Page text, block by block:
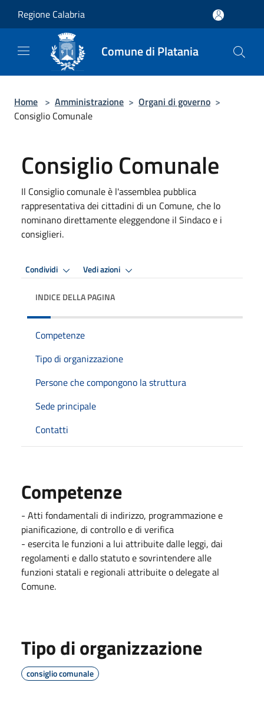
Regione Calabria
Comune di Platania
Home > Amministrazione > Organi di governo >
Consiglio Comunale
Consiglio Comunale
Il Consiglio comunale è l'assemblea pubblica
rappresentativa dei cittadini di un Comune, che lo
nominano direttamente eleggendone il Sindaco e i
consiglieri.
Condividi Vedi azioni
INDICE DELLA PAGINA
Competenze
Tipo di organizzazione
Persone che compongono la struttura
Sede principale
Contatti
Competenze
- Atti fondamentali di indirizzo, programmazione e
pianificazione, di controllo e di verifica
- esercita le funzioni a lui attribuite dalle leggi, dai
regolamenti e dallo statuto e sovrintendere alle
funzioni statali e regionali attribuite o delegate al
Comune.
Tipo di organizzazione
consiglio comunale